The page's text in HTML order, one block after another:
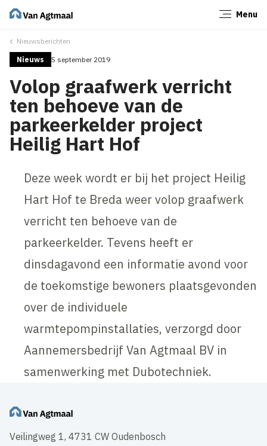
Menu
Nieuwsberichten
Nieuws 5 september 2019
Volop graafwerk verricht
ten behoeve van de
parkeerkelder project
Heilig Hart Hof
Deze week wordt er bij het project Heilig
Hart Hof te Breda weer volop graafwerk
verricht ten behoeve van de
parkeerkelder. Tevens heeft er
dinsdagavond een informatie avond voor
de toekomstige bewoners plaatsgevonden
over de individuele
warmtepompinstallaties, verzorgd door
Aannemersbedrijf Van Agtmaal BV in
samenwerking met Dubotechniek.
Veilingweg 1, 4731 CW Oudenbosch
Sluiten